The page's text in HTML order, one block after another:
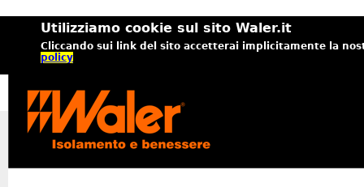
Utilizziamo cookie sul sito Waler.it
Cliccando sui link del sito accetterai implicitamente la
policy